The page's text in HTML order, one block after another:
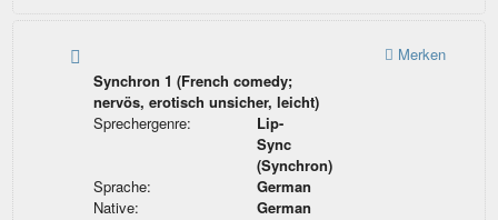
Synchron 1 (French comedy;
nervös, erotisch unsicher, leicht)
Sprechergenre:
Lip-
Sync
(Synchron)
Sprache:
German
Native:
German
Merken